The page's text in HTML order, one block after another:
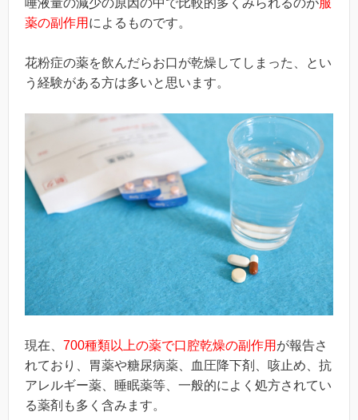
薬の副作用 によるものです。
花粉症の薬を飲んだらお口が乾燥してしまった、とい
う経験がある方は多いと思います。
現在、 700種類以上の薬で口腔乾燥の副作用 が報告さ
れており、胃薬や糖尿病薬、血圧降下剤、咳止め、抗
アレルギー薬、睡眠薬等、一般的によく処方されてい
る薬剤も多く含みます。